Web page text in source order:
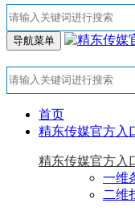
导航菜单
首页
精东传媒官方入
精东传媒官方入
一维
二维